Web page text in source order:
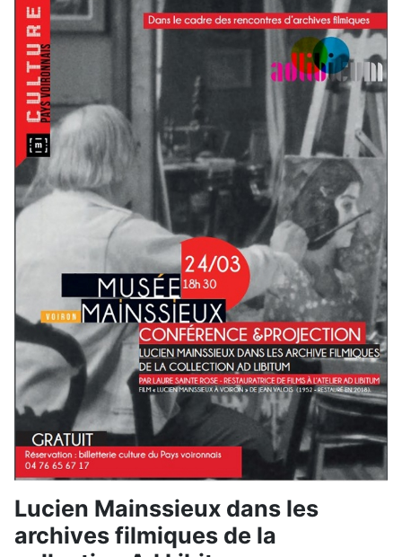
Lucien Mainssieux dans les
archives filmiques de la